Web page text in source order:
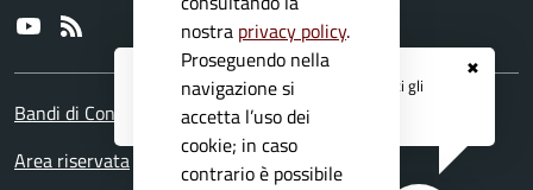
✖
Registrati ai serviziAPP IO
e ricevi tutti gli
aggiornamenti dall'Ente
Youtube
Bandi di Concorso
Area riservata
nostra privacy policy.
Proseguendo nella
navigazione si
accetta l’uso dei
cookie; in caso
contrario è possibile